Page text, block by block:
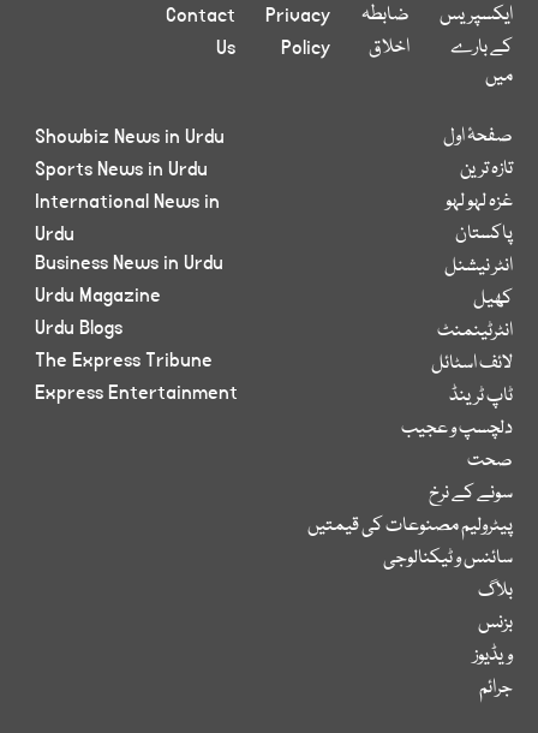
ایکسپریس
کے بارے
میں
ضابطہ
اخلاق
Privacy
Policy
Contact
Us
صفحۂ اول
تازہ ترین
غزہ لہو لہو
پاکستان
انٹر نیشنل
کھیل
انٹرٹینمنٹ
لائف اسٹائل
ٹاپ ٹرینڈ
دلچسپ و عجیب
صحت
سونے کے نرخ
پیٹرولیم مصنوعات کی قیمتیں
سائنس و ٹیکنالوجی
بلاگ
بزنس
ویڈیوز
جرائم
Showbiz News in Urdu
Sports News in Urdu
International News in
Urdu
Business News in Urdu
Urdu Magazine
Urdu Blogs
The Express Tribune
Express Entertainment